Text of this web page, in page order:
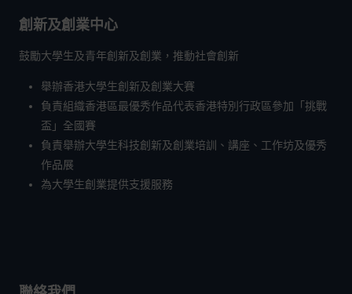
創新及創業中心
鼓勵大學生及青年創新及創業，推動社會創新
舉辦香港大學生創新及創業大賽
負責組織香港區最優秀作品代表香港特別行政區參加「挑戰
盃」全國賽
負責舉辦大學生科技創新及創業培訓、講座、工作坊及優秀
作品展
為大學生創業提供支援服務